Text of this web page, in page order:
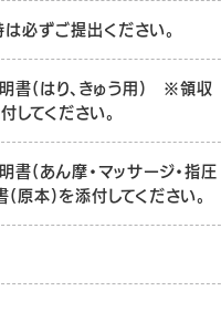
ずご提出ください。
書(はり、きゅう用) ※領収
てください。
書(あん摩・マッサージ・指圧
本)を添付してください。